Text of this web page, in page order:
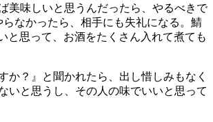
美味しいと思うんだったら、やるべきで
なかったら、相手にも失礼になる。鯖
と思って、お酒をたくさん入れて煮ても
か？』と聞かれたら、出し惜しみもなく
いと思うし、その人の味でいいと思って